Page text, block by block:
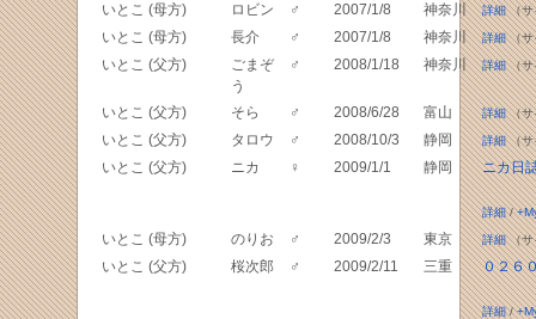
いとこ (母方) ロビン ♂ 2007/1/8 神奈川 詳細（サ
いとこ (母方) 長介 ♂ 2007/1/8 神奈川 詳細（サ
いとこ (父方)
ごまぞ
う
♂ 2008/1/18 神奈川 詳細（サ
いとこ (父方) そら ♂ 2008/6/28 富山 詳細（サ
いとこ (父方) タロウ ♂ 2008/10/3 静岡 詳細（サ
いとこ (父方) ニカ ♀ 2009/1/1 静岡 ニカ日
詳細/
いとこ (母方) のりお ♂ 2009/2/3 東京 詳細（サ
いとこ (父方) 桜次郎 ♂ 2009/2/11 三重 ０２６
詳細/